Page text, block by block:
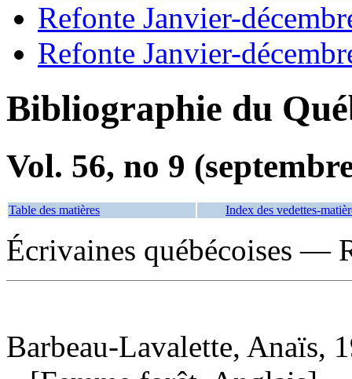
Refonte Janvier-
Refonte Janvier-
Bibliographie du
Vol. 56, no 9
Table des matières Index des vedettes-
Écrivaines québécoises —
Barbeau-Lavalette, Anaïs,